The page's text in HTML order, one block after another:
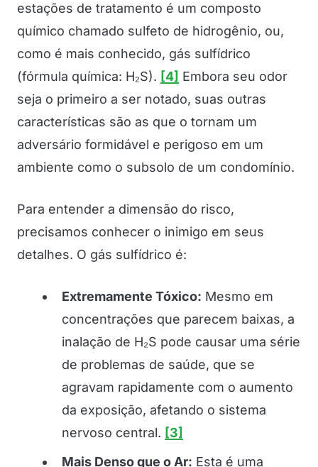
estações de tratamento é um composto
químico chamado sulfeto de hidrogênio, ou,
como é mais conhecido, gás sulfídrico
(fórmula química: H₂S). [4] Embora seu odor
seja o primeiro a ser notado, suas outras
características são as que o tornam um
adversário formidável e perigoso em um
ambiente como o subsolo de um condomínio.
Para entender a dimensão do risco,
precisamos conhecer o inimigo em seus
detalhes. O gás sulfídrico é:
Extremamente Tóxico: Mesmo em
concentrações que parecem baixas, a
inalação de H₂S pode causar uma série
de problemas de saúde, que se
agravam rapidamente com o aumento
da exposição, afetando o sistema
nervoso central. [3]
Mais Denso que o Ar: Esta é uma